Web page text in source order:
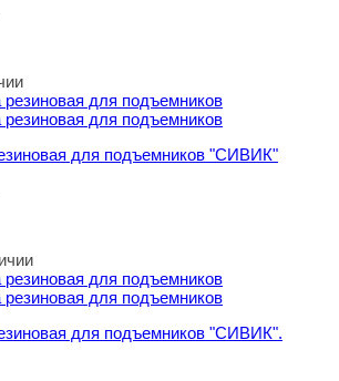
для подъемников "СИВИК"
для подъемников "СИВИК"
для подъемников "СИВИК". КОРД
для подъемников "СИВИК".